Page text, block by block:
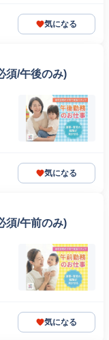
気になる
須/午後のみ)
気になる
須/午前のみ)
気になる